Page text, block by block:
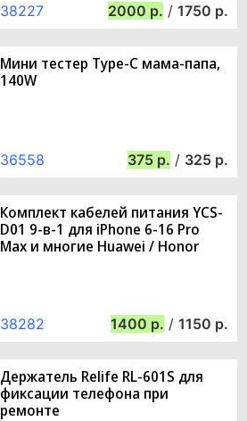
38227 2000 / 1750
Мини тестер Type-C мама-папа,
140W
36558 375 / 325
Комплект кабелей питания YCS-
D01 9-в-1 для iPhone 6-16 Pro
Max и многие Huawei / Honor
38282 1400 / 1150
Держатель Relife RL-601S для
фиксации телефона при
ремонте